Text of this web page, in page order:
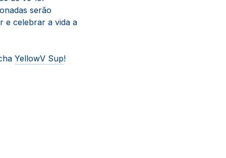
serão
e celebrar a vida a
YellowV Sup!